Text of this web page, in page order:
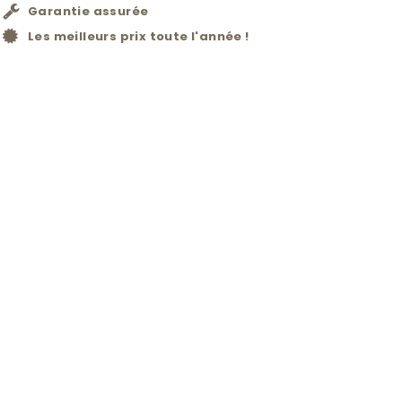
Garantie assurée
Les meilleurs prix toute l'année !